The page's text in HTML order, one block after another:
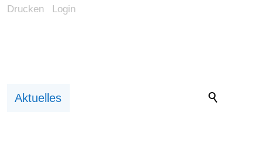
Drucken Login
Aktuelles